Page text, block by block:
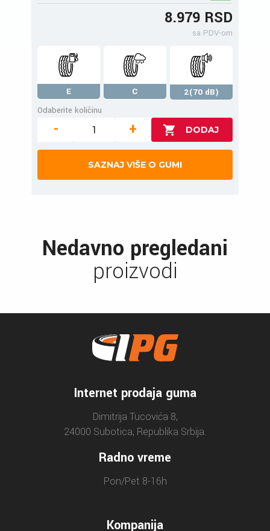
8.979 RSD
sa PDV-om
E C
2(70 dB)
Odaberite količinu
- +
SAZNAJ VIŠE O GUMI
Nedavno pregledani
proizvodi
Internet prodaja guma
Dimitrija Tucovića 8,
24000 Subotica, Republika Srbija.
Radno vreme
Pon/Pet 8-16h
Kompanija